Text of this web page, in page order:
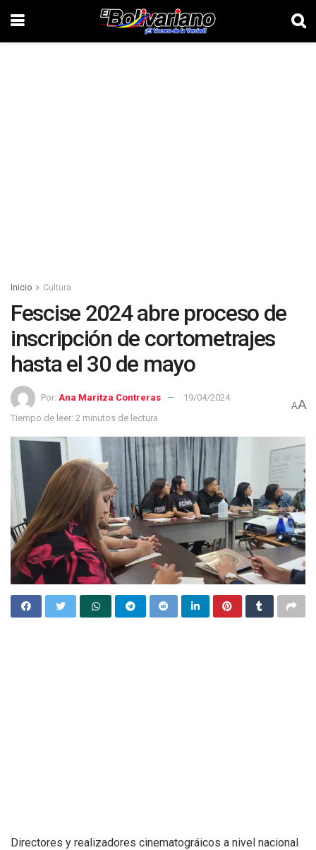
Inicio Cultura
Fescise 2024 abre proceso de
inscripción de cortometrajes
hasta el 30 de mayo
Por: Ana Maritza Contreras
19/04/2024
Tiempo de leer: 2 minutos de lectura
AA
Directores y realizadores cinematográicos a nivel nacional